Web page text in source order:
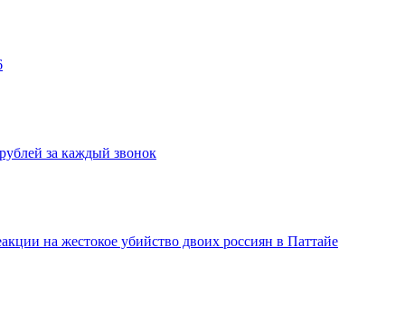
за каждый звонок
на жестокое убийство двоих россиян в Паттайе